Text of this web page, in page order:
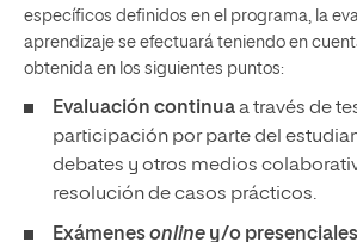
específicos definidos en el programa, la
aprendizaje se efectuará teniendo en
obtenida en los siguientes puntos:
Evaluación continuaa través de
participación por parte del
debates y otros medios
resolución de casos prácticos.
Exámenesonline y/o presenciales